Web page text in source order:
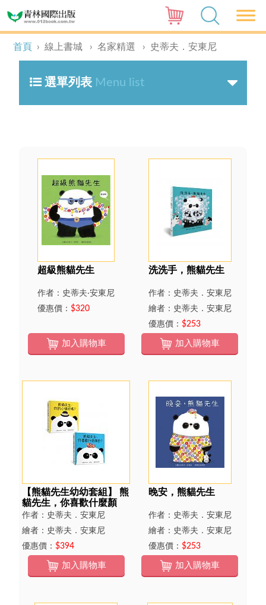
首頁 › 線上書城 › 名家精選 › 史蒂夫．安東尼
選單列表 Menu list
超級熊貓先生
作者：史蒂夫‧安東尼
優惠價：$320
加入購物車
洗洗手，熊貓先生
作者：史蒂夫．安東尼
繪者：史蒂夫．安東尼
優惠價： $253
加入購物車
【熊貓先生幼幼套組】 熊
貓先生，你喜歡什麼顏
色？+ 熊貓先生，你的心
情好嗎？
作者：史蒂夫．安東尼
繪者：史蒂夫．安東尼
優惠價：$394
加入購物車
晚安，熊貓先生
作者：史蒂夫．安東尼
繪者：史蒂夫．安東尼
優惠價： $253
加入購物車